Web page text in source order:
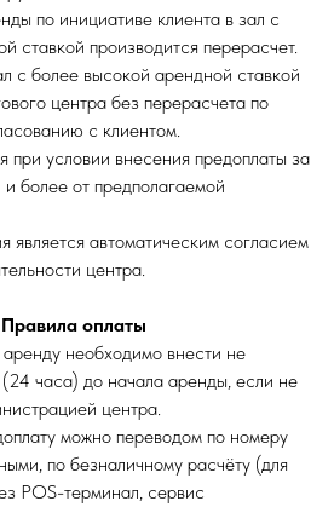
по инициативе клиента в зал с
ставкой производится перерасчет.
с более высокой арендной ставкой
центра без перерасчета по
с клиентом.
условии внесения предоплаты за
более от предполагаемой
автоматическим согласием
центра.
оплаты
необходимо внести не
часа) до начала аренды, если не
центра.
можно переводом по номеру
по безналичному расчёту (для
POS-терминал, сервис